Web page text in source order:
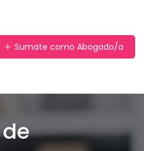
Sumate como Abogado/a